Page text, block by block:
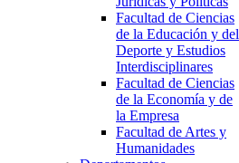
Facultad de Ciencias
de la Educación y del
Deporte y Estudios
Interdisciplinares
Facultad de Ciencias
de la Economía y de
la Empresa
Facultad de Artes y
Humanidades